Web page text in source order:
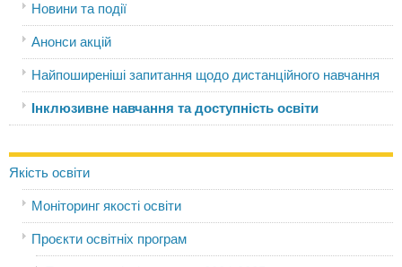
Новини та події
Анонси акцій
Найпоширеніші запитання щодо дистанційного навчання
Інклюзивне навчання та доступність освіти
Якість освіти
Моніторинг якості освіти
Проєкти освітніх програм